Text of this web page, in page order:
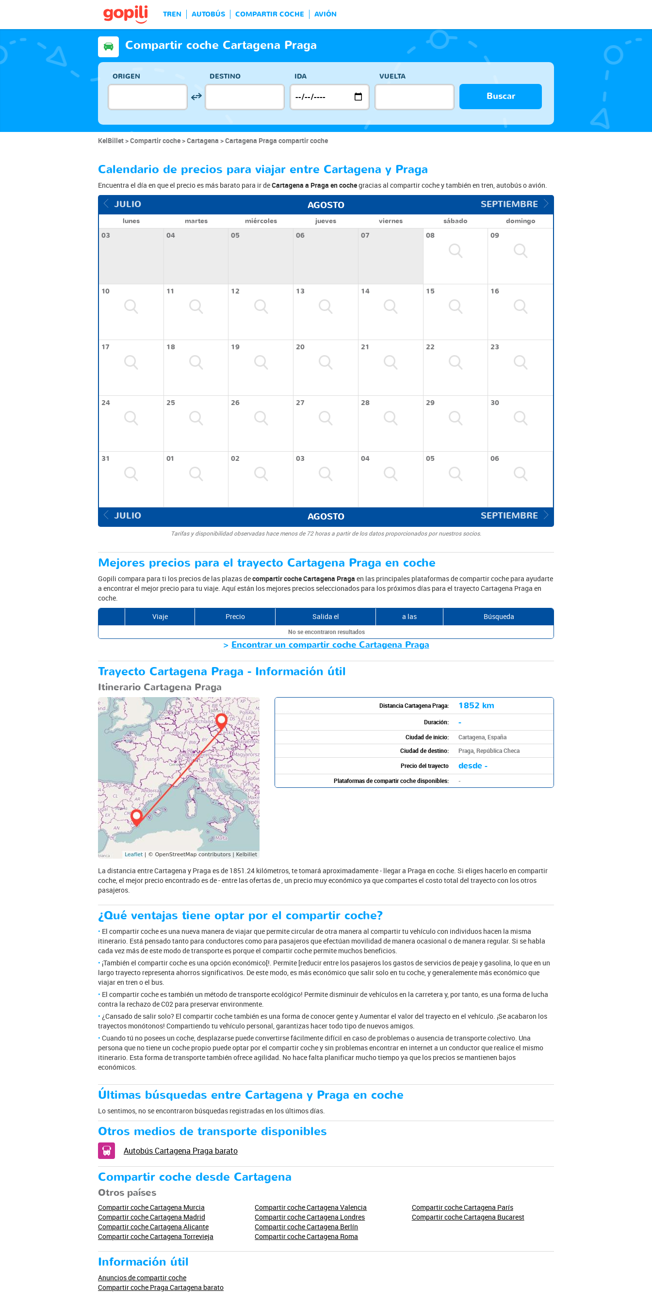
TREN AUTOBÚS COMPARTIR COCHE AVIÓN
Compartir coche Cartagena Praga
ORIGEN DESTINO IDA VUELTA
Buscar
KelBillet Compartir coche Cartagena Cartagena Praga compartir coche
Calendario de precios para viajar entre Cartagena y Praga
Encuentra el día en que el precio es más barato para ir deCartagena a Praga en cochegracias al compartir coche y también en tren, autobús o avión.
JULIO SEPTIEMBRE
AGOSTO
lunes martes miércoles jueves viernes sábado
domingo
03
04 05 06 07 08 09
10 11 12 13 14 15 16
17 18 19 20 21 22 23
24 25 26 27 28 29 30
31 01 02 03 04 05 06
JULIO SEPTIEMBRE
AGOSTO
Tarifas y disponibilidad observadas hace menos de 72 horas a partir de los datos proporcionados por nuestros socios.
Mejores precios para el trayecto Cartagena Praga en coche
Gopili compara para ti los precios de las plazas decompartir coche Cartagena Praga en las principales plataformas de compartir coche para ayudarte
a encontrar el mejor precio para tu viaje. Aquí están los mejores precios seleccionados para los próximos días para el trayecto Cartagena Praga en
coche.
Viaje
Precio Salida el a las Búsqueda
No se encontraron resultados
> Encontrar un compartir coche Cartagena Praga
Trayecto Cartagena Praga - Información útil
Itinerario Cartagena Praga
Distancia Cartagena Praga: 1852 km
Duración: -
Ciudad de inicio:
Cartagena, España
Ciudad de destino:
Praga, República Checa
Precio del trayecto
desde -
Plataformas de compartir coche disponibles: -
La distancia entre Cartagena y Praga es de 1851.24 kilómetros, te tomará aproximadamente - llegar a Praga en coche. Si eliges hacerlo en compartir
coche, el mejor precio encontrado es de - entre las ofertas de , un precio muy económico ya que compartes el costo total del trayecto con los otros
pasajeros.
¿Qué ventajas tiene optar por el compartir coche?
El compartir coche es una nueva manera de viajar que permite circular de otra manera al compartir tu vehículo con individuos hacen la misma
itinerario. Está pensado tanto para conductores como para pasajeros que efectúan movilidad de manera ocasional o de manera regular. Si se habla
cada vez más de este modo de transporte es porque el compartir coche permite muchos beneficios.
¡También el compartir coche es una opción económico[!. Permite [reducir entre los pasajeros los gastos de servicios de peaje y gasolina, lo que en un
largo trayecto representa ahorros significativos. De este modo, es más económico que salir solo en tu coche, y generalemente más económico que
viajar en tren o el bus.
El compartir coche es también un método de transporte ecológico! Permite disminuir de vehículos en la carretera y, por tanto, es una forma de lucha
contra la rechazo de C02 para preservar environmente.
¿Cansado de salir solo? El compartir coche también es una forma de conocer gente y Aumentar el valor del trayecto en el vehículo. ¡Se acabaron los
trayectos monótonos! Compartiendo tu vehículo personal, garantizas hacer todo tipo de nuevos amigos.
Cuando tú no posees un coche, desplazarse puede convertirse fácilmente difícil en caso de problemas o ausencia de transporte colectivo. Una
persona que no tiene un coche propio puede optar por el compartir coche y sin problemas encontrar en internet a un conductor que realice el mismo
itinerario. Esta forma de transporte también ofrece agilidad. No hace falta planificar mucho tiempo ya que los precios se mantienen bajos
económicos.
Últimas búsquedas entre Cartagena y Praga en coche
Lo sentimos, no se encontraron búsquedas registradas en los últimos días.
Otros medios de transporte disponibles
Autobús Cartagena Praga barato
Compartir coche desde Cartagena
Otros países
Compartir coche Cartagena Murcia
Compartir coche Cartagena Madrid
Compartir coche Cartagena Alicante
Compartir coche Cartagena Torrevieja
Compartir coche Cartagena Valencia
Compartir coche Cartagena Londres
Compartir coche Cartagena Berlín
Compartir coche Cartagena Roma
Compartir coche Cartagena París
Compartir coche Cartagena Bucarest
Información útil
Anuncios de compartir coche
Compartir coche Praga Cartagena barato